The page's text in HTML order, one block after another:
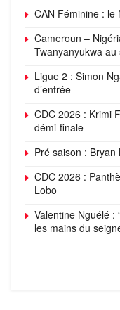
CAN Féminine : le
Cameroun –
Twanyanyukwa au
Ligue 2 : Simon
d’entrée
CDC 2026 : Krimi
démi-finale
Pré saison :
CDC 2026 :
Lobo
Valentine Nguélé :
les mains du